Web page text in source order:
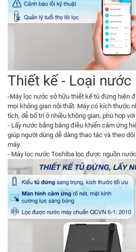
Thiết kế - Loại
-Máy lọc nước sở hữu thiết kế tủ đứng hiện
mọi không gian nội thất. Máy có kích thước
tích, dễ bố trí ở nhiều không gian, phù hợp
- Lấy nước bằng bảng điều khiển cảm ứng
giúp người dùng dễ dàng thao tác và theo
máy.
- Máy lọc nước Toshiba lọc được nguồn